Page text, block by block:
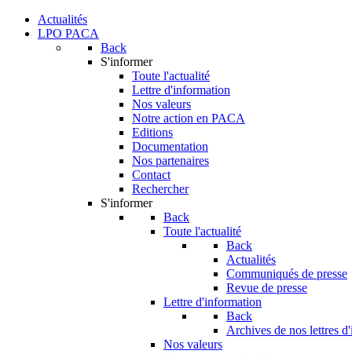
Actualités
LPO PACA
Back
S'informer
Toute l'actualité
Lettre d'information
Nos valeurs
Notre action en PACA
Editions
Documentation
Nos partenaires
Contact
Rechercher
S'informer
Back
Toute l'actualité
Back
Actualités
Communiqués de presse
Revue de presse
Lettre d'information
Back
Archives de nos lettres
Nos valeurs